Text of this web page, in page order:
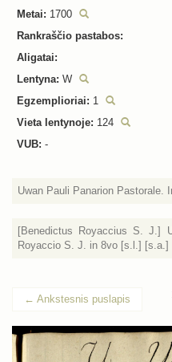
Metai: 1700
Rankraščio pastabos:
Aligatai:
Lentyna: W
Egzemplioriai: 1
Vieta lentynoje: 124
VUB: -
Uwan Pauli Panarion Pastorale.
[Benedictus Royaccius S. J.]
Royaccio S. J. in 8vo [s.l.] [s.a.]
← Ankstesnis puslapis